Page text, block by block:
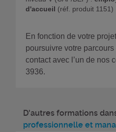
d'accueil (réf. produit 1151)
En fonction de votre
poursuivre votre
contact avec l’un de nos
3936.
D'autres formations
professionnelle et